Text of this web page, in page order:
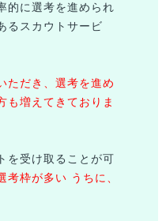
的に選考を進められ
るスカウトサービ
ただき、選考を進め
も増えてきておりま
を受け取ることが可
考枠が多い うちに、